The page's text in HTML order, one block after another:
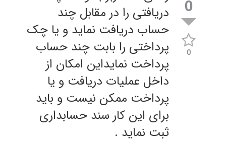
0
0
دریافتی را در مقابل چند
حساب دریافت نماید و یا چک
پرداختی را بابت چند حساب
پرداخت نمایداین امکان از
داخل عملیات دریافت و یا
پرداخت ممکن نیست و باید
برای این کار سند حسابداری
ثبت نماید .